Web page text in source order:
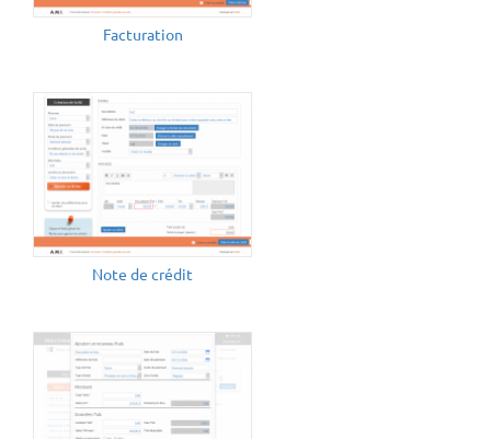
Facturation
Note de crédit